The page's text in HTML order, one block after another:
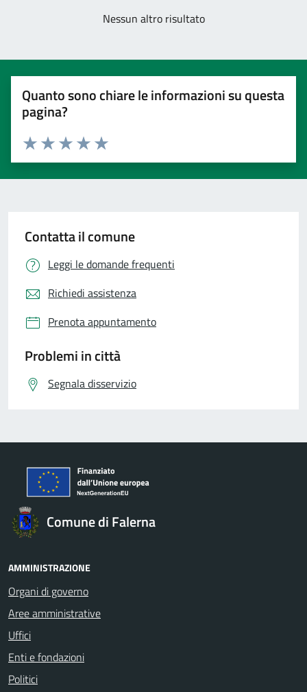
Nessun altro risultato
Quanto sono chiare le informazioni su questa
pagina?
Valuta 5 stelle su 5
Valuta 4 stelle su 5
Valuta 3 stelle su 5
Valuta 2 stelle su 5
Valuta 1 stelle su 5
Contatta il comune
Leggi le domande frequenti
Richiedi assistenza
Prenota appuntamento
Problemi in città
Segnala disservizio
Comune di Falerna
AMMINISTRAZIONE
Organi di governo
Aree amministrative
Uffici
Enti e fondazioni
Politici